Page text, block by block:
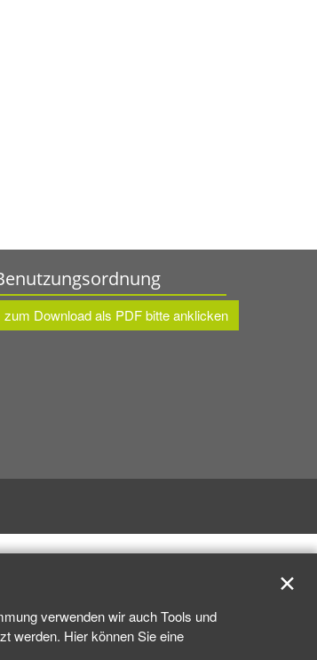
zum Download als PDF bitte anklicken
verwenden wir auch Tools und
werden. Hier können Sie eine
✕